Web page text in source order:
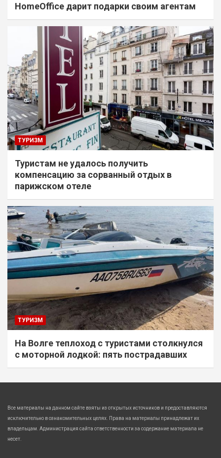
HomeOffice дарит подарки своим агентам
ТУРИЗМ
Туристам не удалось получить
компенсацию за сорванный отдых в
парижском отеле
ТУРИЗМ
На Волге теплоход с туристами столкнулся
с моторной лодкой: пять пострадавших
Все материалы на данном сайте взяты из открытых источников и предоставляются
исключительно в ознакомительных целях. Права на материалы принадлежат их
владельцам. Администрация сайта ответственности за содержание материала не
несет.